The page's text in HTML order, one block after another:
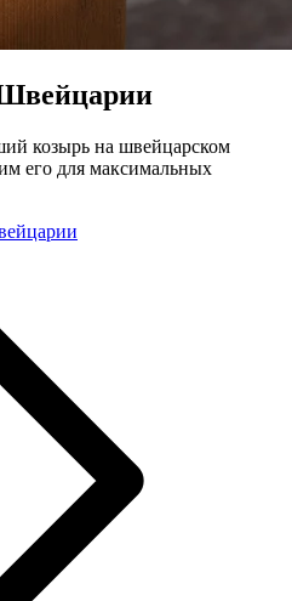
козырь на швейцарском
его для максимальных